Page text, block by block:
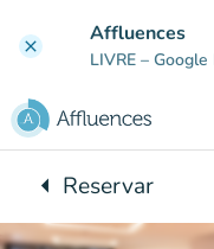
clear Affluences
LIVRE – Google
arrow_leftVoltar para:
Reservar